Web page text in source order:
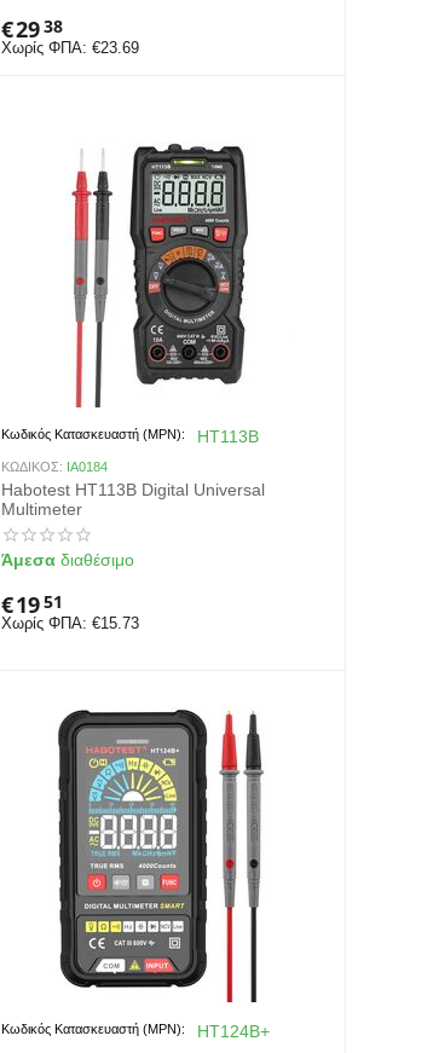
€2938
Χωρίς ΦΠΑ: €23.69
Κωδικός Κατασκευαστή (MPN): HT113B
ΚΩΔΙΚΟΣ: IA0184
Habotest HT113B Digital Universal
Multimeter
Άμεσα διαθέσιμο
€1951
Χωρίς ΦΠΑ: €15.73
Κωδικός Κατασκευαστή (MPN): HT124B+